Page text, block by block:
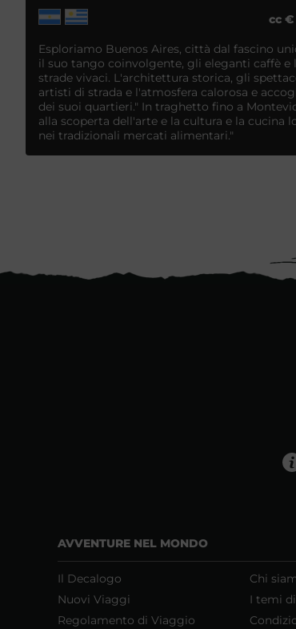
cc €
Esploriamo Buenos Aires, città dal fascino
il suo tango coinvolgente, gli eleganti caffè e
strade vivaci. L'architettura storica, gli
artisti di strada e l'atmosfera calorosa e
dei suoi quartieri." In traghetto fino a
alla scoperta dell'arte e la cultura e la cucina
nei tradizionali mercati alimentari."
AVVENTURE NEL MONDO
Il Decalogo Chi
Nuovi Viaggi
I temi
Regolamento di Viaggio